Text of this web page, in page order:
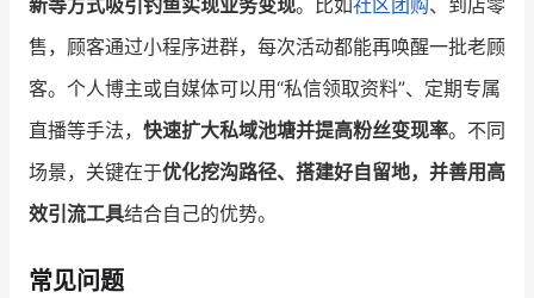
新等方式吸引钓鱼实现业务变现。比如社区团购、到店零
售，顾客通过小程序进群，每次活动都能再唤醒一批老顾
客。个人博主或自媒体可以用“私信领取资料”、定期专属
直播等手法， 快速扩大私域池塘并提高粉丝变现率。不同
场景，关键在于优化挖沟路径、搭建好自留地，并善用高
效引流工具结合自己的优势。
常见问题